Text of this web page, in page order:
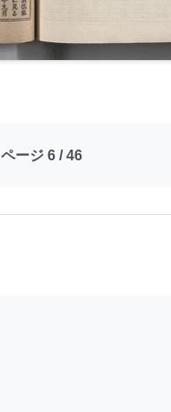
ページ 6 / 46